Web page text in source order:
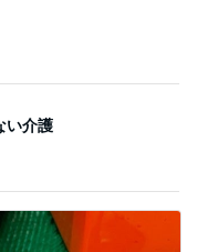
い介護